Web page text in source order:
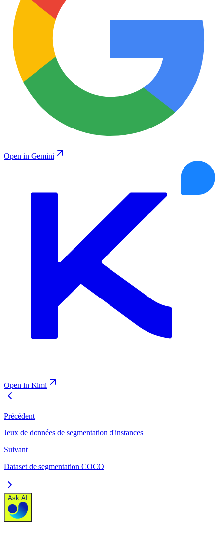
Open in Gemini
Open in Kimi
Précédent
Jeux de données de segmentation d'instances
Suivant
Dataset de segmentation COCO
Ask AI